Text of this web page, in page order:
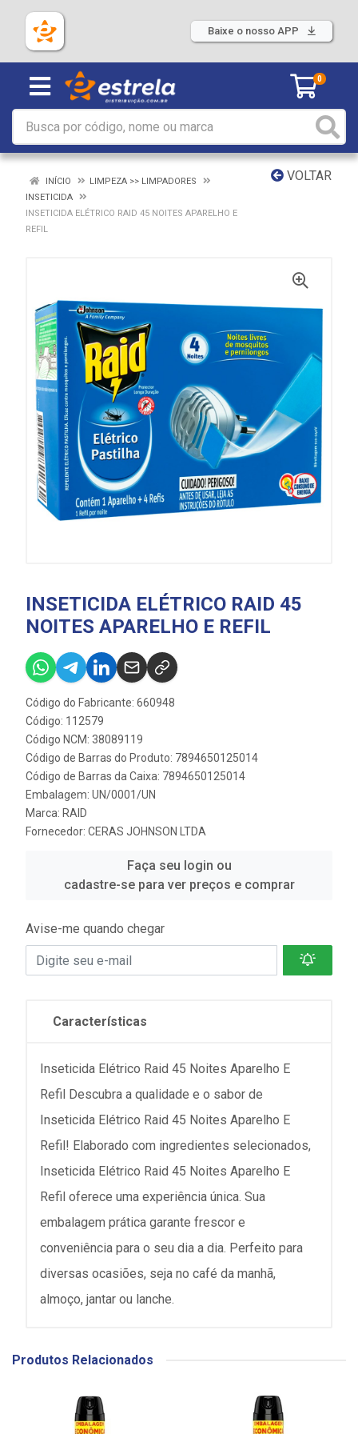
Baixe o nosso APP
0
VOLTAR
INÍCIO
LIMPEZA >> LIMPADORES
INSETICIDA
INSETICIDA ELÉTRICO RAID 45 NOITES APARELHO E
REFIL
INSETICIDA ELÉTRICO RAID 45
NOITES APARELHO E REFIL
Código do Fabricante: 660948
Código: 112579
Código NCM: 38089119
Código de Barras do Produto: 7894650125014
Código de Barras da Caixa: 7894650125014
Embalagem: UN/0001/UN
Marca: RAID
Fornecedor: CERAS JOHNSON LTDA
Faça seu login ou
cadastre-se para ver preços e comprar
Avise-me quando chegar
Características
Inseticida Elétrico Raid 45 Noites Aparelho E
Refil Descubra a qualidade e o sabor de
Inseticida Elétrico Raid 45 Noites Aparelho E
Refil! Elaborado com ingredientes selecionados,
Inseticida Elétrico Raid 45 Noites Aparelho E
Refil oferece uma experiência única. Sua
embalagem prática garante frescor e
conveniência para o seu dia a dia. Perfeito para
diversas ocasiões, seja no café da manhã,
almoço, jantar ou lanche.
Produtos Relacionados